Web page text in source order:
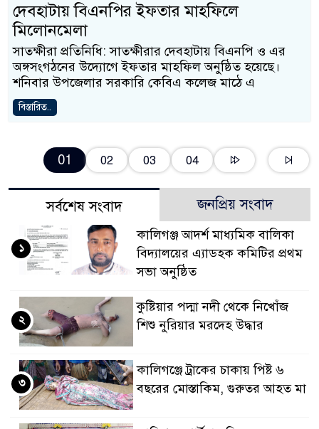
দেবহাটায় বিএনপির ইফতার মাহফিলে
মিলোনমেলা
সাতক্ষীরা প্রতিনিধি: সাতক্ষীরার দেবহাটায় বিএনপি ও এর
অঙ্গসংগঠনের উদ্যোগে ইফতার মাহফিল অনুষ্ঠিত হয়েছে।
শনিবার উপজেলার সরকারি কেবিএ কলেজ মাঠে এ
বিস্তারিত..
01 02 03 04
সর্বশেষ সংবাদ জনপ্রিয় সংবাদ
কালিগঞ্জ আদর্শ মাধ্যমিক বালিকা
বিদ্যালয়ের এ্যাডহক কমিটির প্রথম
সভা অনুষ্ঠিত
১
কুষ্টিয়ার পদ্মা নদী থেকে নিখোঁজ
শিশু নুরিয়ার মরদেহ উদ্ধার
২
কালিগঞ্জে ট্রাকের চাকায় পিষ্ট ৬
বছরের মোস্তাকিম, গুরুতর আহত মা
৩